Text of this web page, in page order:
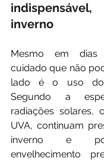
inverno
Mesmo em dias
cuidado que não
lado é o uso do
Segundo a
radiações solares,
UVA, continuam
inverno e
envelhecimento